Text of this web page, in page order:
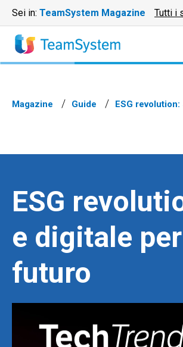
Sei in: TeamSystem Magazine Tutti i
Magazine Guide ESG
ESG
e digitale
futuro